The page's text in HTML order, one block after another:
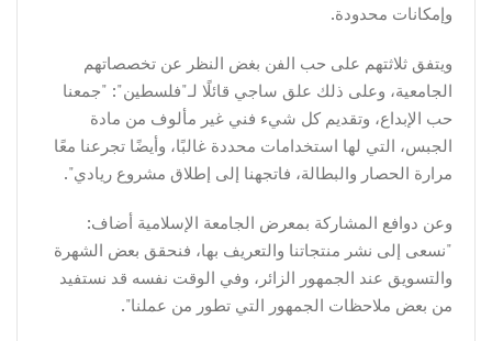
وإمكانات محدودة.
ويتفق ثلاثتهم على حب الفن بغض النظر عن تخصصاتهم
الجامعية، وعلى ذلك علق ساجي قائلًا لـ"فلسطين": "جمعنا
حب الإبداع، وتقديم كل شيء فني غير مألوف من مادة
الجبس، التي لها استخدامات محددة غالبًا، وأيضًا تجرعنا معًا
مرارة الحصار والبطالة، فاتجهنا إلى إطلاق مشروع ريادي".
وعن دوافع المشاركة بمعرض الجامعة الإسلامية أضاف:
"نسعى إلى نشر منتجاتنا والتعريف بها، فنحقق بعض الشهرة
والتسويق عند الجمهور الزائر، وفي الوقت نفسه قد نستفيد
من بعض ملاحظات الجمهور التي تطور من عملنا".